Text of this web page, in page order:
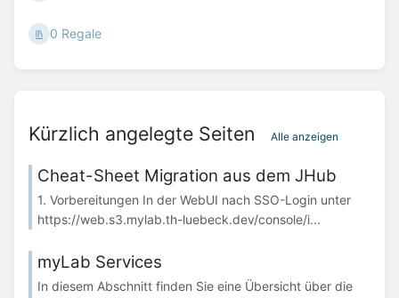
0 Regale
Kürzlich angelegte Seiten Alle anzeigen
Cheat-Sheet Migration aus dem JHub
1. Vorbereitungen In der WebUI nach SSO-Login unter
https://web.s3.mylab.th-luebeck.dev/console/i...
myLab Services
In diesem Abschnitt finden Sie eine Übersicht über die